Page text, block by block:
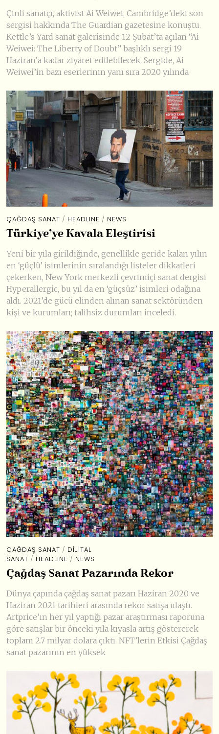
Çinli sanatçı, aktivist Ai Weiwei, Cambridge’deki son
sergisi hakkında The Guardian gazetesine konuştu.
Kettle’s Yard sanat galerisinde 12 Şubat’ta açılan “Ai
Weiwei: The Liberty of Doubt” başlıklı sergi 19
Haziran’a kadar ziyaret edilebilecek. Sergide, Ai
Weiwei’in bazı eserlerinin yanı sıra 2020 yılında
ÇAĞDAŞ SANAT / HEADLINE / NEWS
Türkiye’ye Kavala Eleştirisi
Yeni bir yıla girildiğinde, genellikle geride kalan yılın
en ‘güçlü’ isimlerinin sıralandığı listeler dikkatleri
çekerken, New York merkezli çevrimiçi sanat dergisi
Hyperallergic, bu yıl da en ‘güçsüz’ isimleri odağına
aldı. 2021’de gücü elinden alınan sanat sektöründen
kişi ve kurumları; talihsiz durumları inceledi.
ÇAĞDAŞ SANAT / DIJITAL
SANAT / HEADLINE / NEWS
Çağdaş Sanat Pazarında Rekor
Dünya çapında çağdaş sanat pazarı Haziran 2020 ve
Haziran 2021 tarihleri arasında rekor satışa ulaştı.
Artprice’ın her yıl yaptığı pazar araştırması raporuna
göre satışlar bir önceki yıla kıyasla artış göstererek
toplam 2.7 milyar dolara çıktı. NFT’lerin Etkisi Çağdaş
sanat pazarının en yüksek